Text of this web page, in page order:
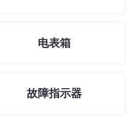
电表箱
故障指示器